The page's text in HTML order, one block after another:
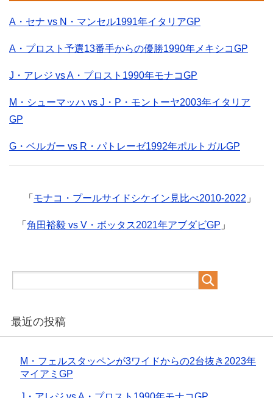
A・セナ vs N・マンセル1991年イタリアGP
A・プロスト予選13番手からの優勝1990年メキシコGP
J・アレジ vs A・プロスト1990年モナコGP
M・シューマッハ vs J・P・モントーヤ2003年イタリア
GP
G・ベルガー vs R・パトレーゼ1992年ポルトガルGP
「 モナコ・プールサイドシケイン見比べ2010-2022 」
「 角田裕毅 vs V・ボッタス2021年アブダビGP 」
最近の投稿
M・フェルスタッペンが3ワイドからの2台抜き2023年
マイアミGP